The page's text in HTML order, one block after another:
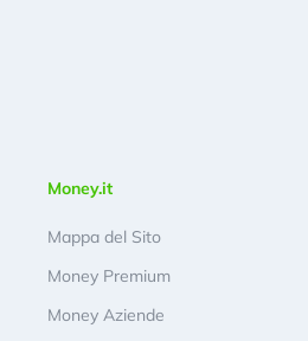
Money.it
Mappa del Sito
Money Premium
Money Aziende